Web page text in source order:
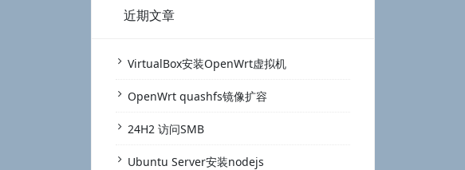
近期文章
VirtualBox安装OpenWrt虚拟机
OpenWrt quashfs镜像扩容
24H2 访问SMB
Ubuntu Server安装nodejs